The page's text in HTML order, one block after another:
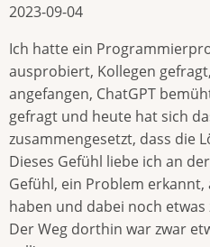
2023-09-04
Ich hatte ein
ausprobiert, Kollegen
angefangen, ChatGPT
gefragt und heute hat sich
zusammengesetzt, dass die
Dieses Gefühl liebe ich an
Gefühl, ein Problem
haben und dabei noch etwas
Der Weg dorthin war zwar